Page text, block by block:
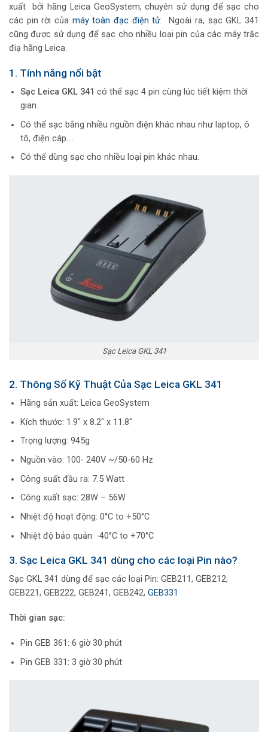
xuất bởi hãng Leica GeoSystem, chuyên sử dụng để sạc cho
các pin rời của máy toàn đạc điện tử. Ngoài ra, sạc GKL 341
cũng được sử dụng để sạc cho nhiều loại pin của các máy trắc
điạ hãng Leica.
1. Tính năng nổi bật
Sạc Leica GKL 341 có thể sạc 4 pin cùng lúc tiết kiệm thời
gian.
Có thể sạc bằng nhiều nguồn điện khác nhau như laptop, ô
tô, điện cáp….
Có thể dùng sạc cho nhiều loại pin khác nhau.
Sạc Leica GKL 341
2. Thông Số Kỹ Thuật Của Sạc Leica GKL 341
Hãng sản xuất: Leica GeoSystem
Kích thước: 1.9″ x 8.2″ x 11.8″
Trọng lượng: 945g
Nguồn vào: 100- 240V ~/50-60 Hz
Công suất đầu ra: 7.5 Watt
Công xuất sạc: 28W – 56W
Nhiệt độ hoạt động: 0°C to +50°C
Nhiệt độ bảo quản: -40°C to +70°C
3. Sạc Leica GKL 341 dùng cho các loại Pin nào?
Sạc GKL 341 dùng để sạc các loại Pin: GEB211, GEB212,
GEB221, GEB222, GEB241, GEB242, GEB331
Thời gian sạc:
Pin GEB 361: 6 giờ 30 phút
Pin GEB 331: 3 giờ 30 phút